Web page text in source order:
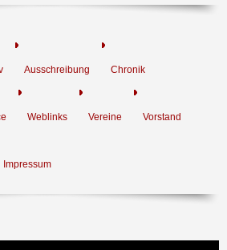
Ausschreibung Chronik
Weblinks Vereine Vorstand
Impressum